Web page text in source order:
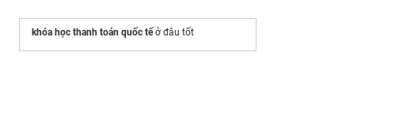
khóa học thanh toán quốc tếở đâu tốt